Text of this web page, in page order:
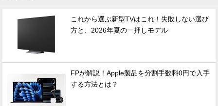
これから選ぶ新型TVはこれ！失敗しない選び
方と、2026年夏の一押しモデル
FPが解説！Apple製品を分割手数料0円で入手
する方法とは？